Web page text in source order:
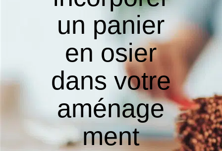
un panier
en osier
dans votre
aménage
ment